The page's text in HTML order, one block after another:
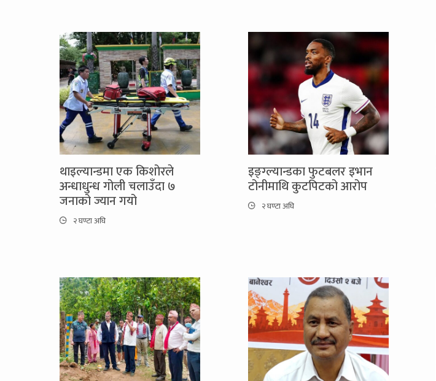
थाइल्यान्डमा एक किशोरले
अन्धाधुन्ध गोली चलाउँदा ७
जनाको ज्यान गयो
२ घण्टा अघि
इङ्ग्ल्यान्डका फुटबलर इभान
टोनीमाथि कुटपिटको आरोप
२ घण्टा अघि